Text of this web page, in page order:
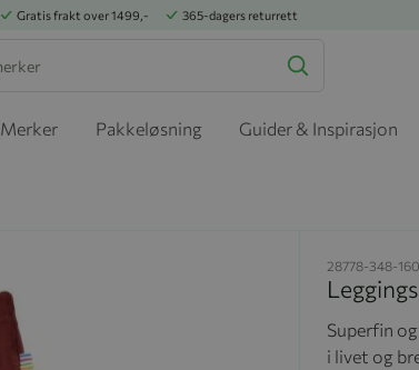
Gratis frakt over 1499,- 365-dagers returrett
Merker Pakkeløsning Guider & Inspirasjon
28778-348-
Superfin
i livet og